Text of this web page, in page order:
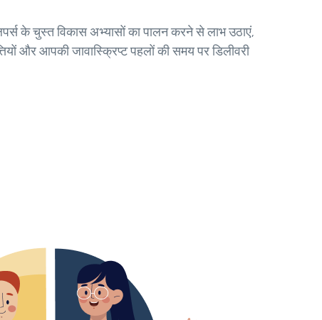
के चुस्त विकास अभ्यासों का पालन करने से लाभ उठाएं,
और आपकी जावास्क्रिप्ट पहलों की समय पर डिलीवरी